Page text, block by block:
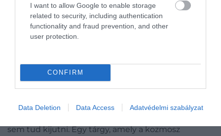
I want to allow Google to enable storage
related to security, including authentication
functionality and fraud prevention, and other
user protection.
CONFIRM
Data Deletion Data Access Adatvédelmi szabályzat
Catrinel Sabacig
Catrinel Sabacigtervezte lámpa, amely
amikor felnézünk az éjszakai égboltra,
majd rácsodálkozunk a csillagok felfoghatatlan
inspirálta a formát is: az eseményhorizont a fekete
sem tud kijutni. Egy tárgy, amely a kozmosz